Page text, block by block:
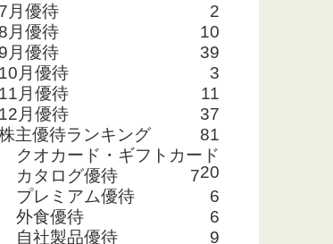
7月優待
2
月優待
10
9月優待
39
10月優待
3
11月優待
11
12月優待
37
主優待ランキング
81
クオカード・ギフトカード
20
カタログ優待
7
プレミアム優待
6
外食優待
6
自社製品優待
9